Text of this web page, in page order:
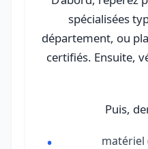
spécialisées
département, ou
certifiés. Ensuite,
Puis,
matériel